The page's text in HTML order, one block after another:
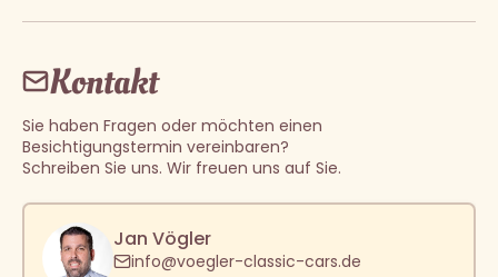
Kontakt
Sie haben Fragen oder möchten einen
Besichtigungstermin vereinbaren?
Schreiben Sie uns. Wir freuen uns auf Sie.
Jan Vögler
info@voegler-classic-cars.de